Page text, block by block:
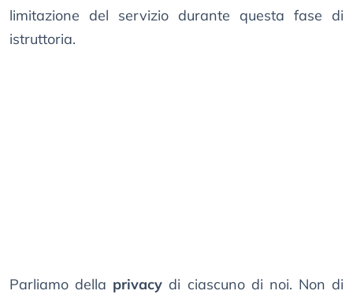
limitazione del servizio durante questa fase di
istruttoria.
Parliamo della privacy di ciascuno di noi. Non di